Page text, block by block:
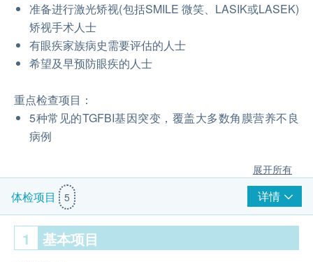
准备进行激光矫视(包括SMILE 微笑、LASIK或LASEK)
矫视手术人士
有眼疾家族病史需要评估的人士
希望及早预防眼疾的人士
重点检查项目：
5种常见的TGFBI基因突变，覆盖大多数角膜营养不良
病例
展开所有
体检项目 5 详情
1 基本项目